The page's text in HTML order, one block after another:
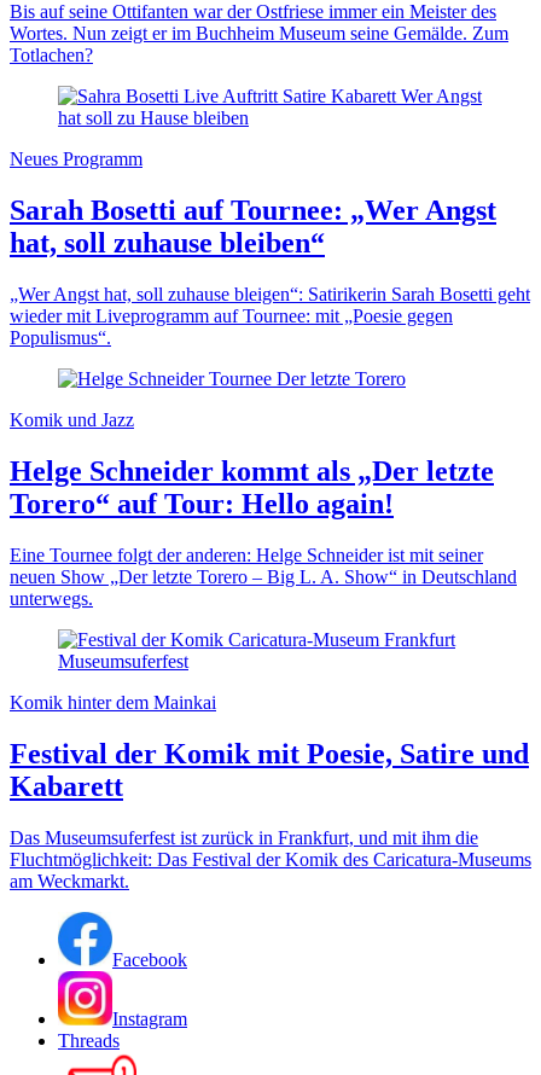
Bis auf seine Ottifanten war der Ostfriese immer ein Meister des
Wortes. Nun zeigt er im Buchheim Museum seine Gemälde. Zum
Totlachen?
Neues Programm
Sarah Bosetti auf Tournee: „Wer Angst
hat, soll zuhause bleiben“
„Wer Angst hat, soll zuhause bleigen“: Satirikerin Sarah Bosetti geht
wieder mit Liveprogramm auf Tournee: mit „Poesie gegen
Populismus“.
Komik und Jazz
Helge Schneider kommt als „Der letzte
Torero“ auf Tour: Hello again!
Eine Tournee folgt der anderen: Helge Schneider ist mit seiner
neuen Show „Der letzte Torero – Big L. A. Show“ in Deutschland
unterwegs.
Komik hinter dem Mainkai
Festival der Komik mit Poesie, Satire und
Kabarett
Das Museumsuferfest ist zurück in Frankfurt, und mit ihm die
Fluchtmöglichkeit: Das Festival der Komik des Caricatura-Museums
am Weckmarkt.
Facebook
Instagram
Threads